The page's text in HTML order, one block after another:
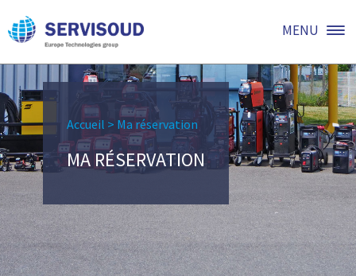
MENU
Accueil > Ma réservation
MA RÉSERVATION